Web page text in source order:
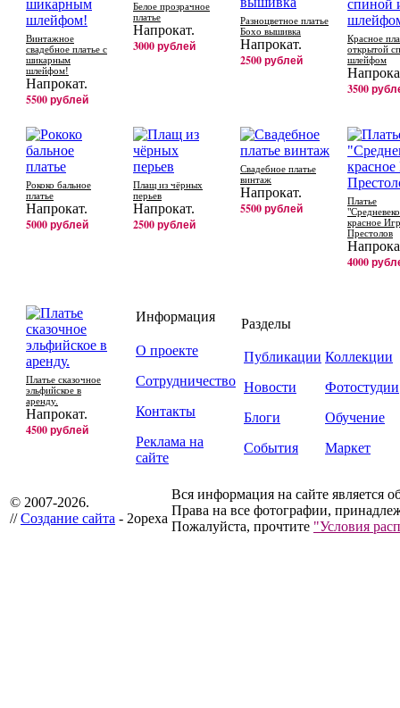
Винтажное
свадебное платье с
шикарным
шлейфом!
Напрокат.
5500 рублей
Белое прозрачное
платье
Напрокат.
3000 рублей
Разноцветное платье
Бохо вышивка
Напрокат.
2500 рублей
Красное
открытой
шлейфом
3500
Рококо бальное
платье
Напрокат.
5000 рублей
Плащ из чёрных
перьев
Напрокат.
2500 рублей
Свадебное платье
винтаж
Напрокат.
5500 рублей
Платье
красное
Престолов
4000
Платье сказочное
эльфийское в
аренду.
Напрокат.
4500 рублей
Информация
О проекте
Сотрудничество
Контакты
Реклама на
сайте
Разделы
Публикации
Новости
Блоги
События
Коллекции
Фотостудии
Обучение
Маркет
© 2007-2026.
//Создание сайта - 2opexa
Вся информация на сайте является
Права на все фотографии,
Пожалуйста, прочтите "Условия